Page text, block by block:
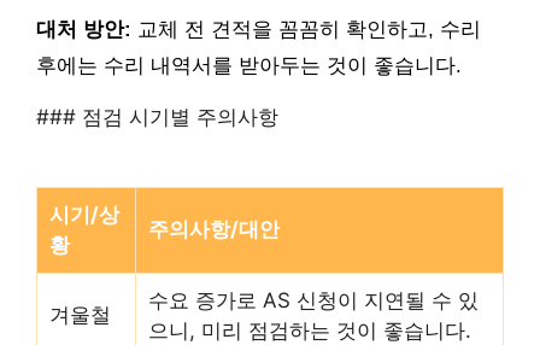
대처 방안: 교체 전 견적을 꼼꼼히 확인하고, 수리
후에는 수리 내역서를 받아두는 것이 좋습니다.
### 점검 시기별 주의사항
시기/상
황
주의사항/대안
겨울철
수요 증가로 AS 신청이 지연될 수 있
으니, 미리 점검하는 것이 좋습니다.